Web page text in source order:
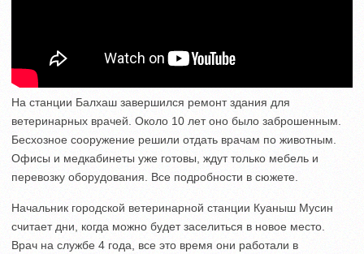
На станции Балхаш завершился ремонт здания для
ветеринарных врачей. Около 10 лет оно было заброшенным.
Бесхозное сооружение решили отдать врачам по животным.
Офисы и медкабинеты уже готовы, ждут только мебель и
перевозку оборудования. Все подробности в сюжете.
Начальник городской ветеринарной станции Куаныш Мусин
считает дни, когда можно будет заселиться в новое место.
Врач на службе 4 года, все это время они работали в